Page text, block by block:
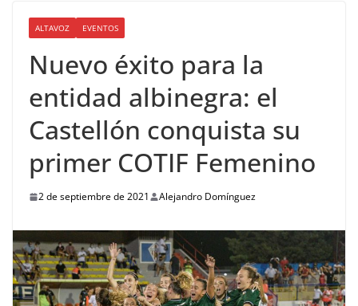
ALTAVOZ EVENTOS
Nuevo éxito para la
entidad albinegra: el
Castellón conquista su
primer COTIF Femenino
2 de septiembre de 2021 Alejandro Domínguez